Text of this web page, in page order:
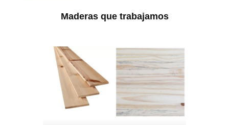
Maderas que trabajamos